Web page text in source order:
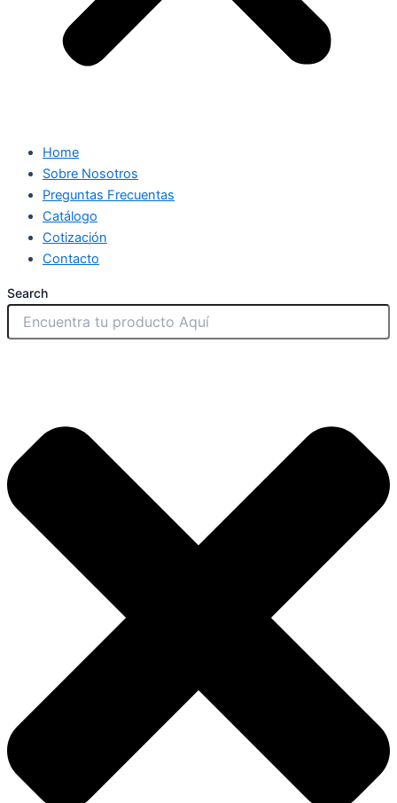
Home
Sobre Nosotros
Preguntas Frecuentas
Catálogo
Cotización
Contacto
Search